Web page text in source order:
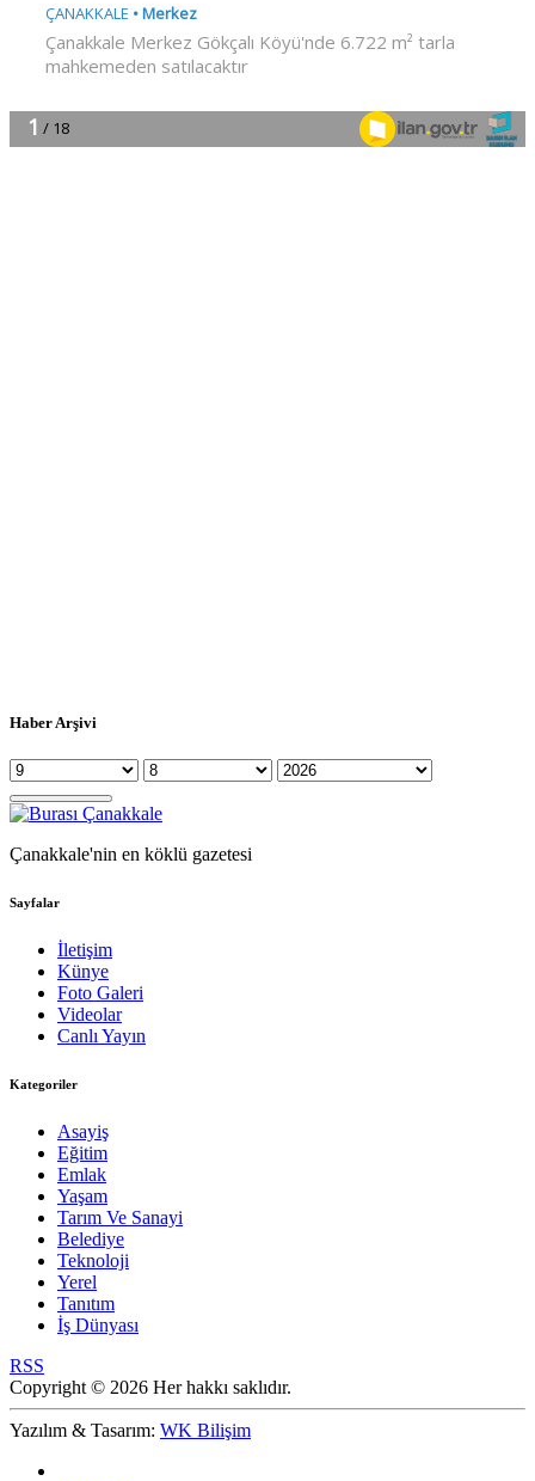
Haber Arşivi
Çanakkale'nin en köklü gazetesi
Sayfalar
İletişim
Künye
Foto Galeri
Videolar
Canlı Yayın
Kategoriler
Asayiş
Eğitim
Emlak
Yaşam
Tarım Ve Sanayi
Belediye
Teknoloji
Yerel
Tanıtım
İş Dünyası
RSS
Copyright © 2026 Her hakkı saklıdır.
Yazılım & Tasarım: WK Bilişim